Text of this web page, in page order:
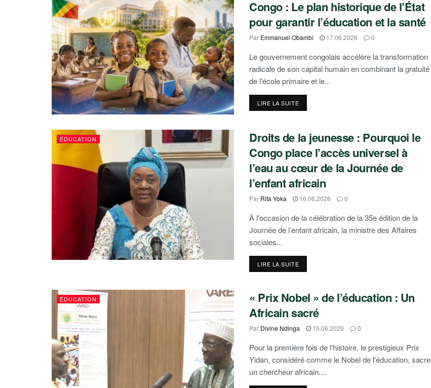
Congo : Le plan historique de l’État
pour garantir l’éducation et la santé
Par Emmanuel Obambi 17.06.2026 0
Le gouvernement congolais accélère la transformation
radicale de son capital humain en combinant la gratuité
de l'école primaire et le...
LIRE LA SUITEDETAILS
ÉDUCATION
Droits de la jeunesse : Pourquoi le
Congo place l’accès universel à
l’eau au cœur de la Journée de
l’enfant africain
Par Rita Yoka 16.06.2026 0
À l'occasion de la célébration de la 35e édition de la
Journée de l’enfant africain, la ministre des Affaires
sociales...
LIRE LA SUITEDETAILS
ÉDUCATION
« Prix Nobel » de l’éducation : Un
Africain sacré
Par Divine Ndinga 15.06.2026 0
Pour la première fois de l'histoire, le prestigieux Prix
Yidan, considéré comme le Nobel de l'éducation, sacre
un chercheur africain....